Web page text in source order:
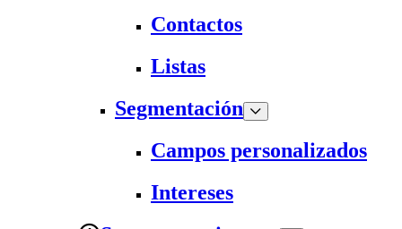
Contactos
Listas
Segmentación
Campos personalizados
Intereses